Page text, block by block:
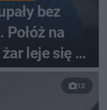
bez
na
leje się z
12